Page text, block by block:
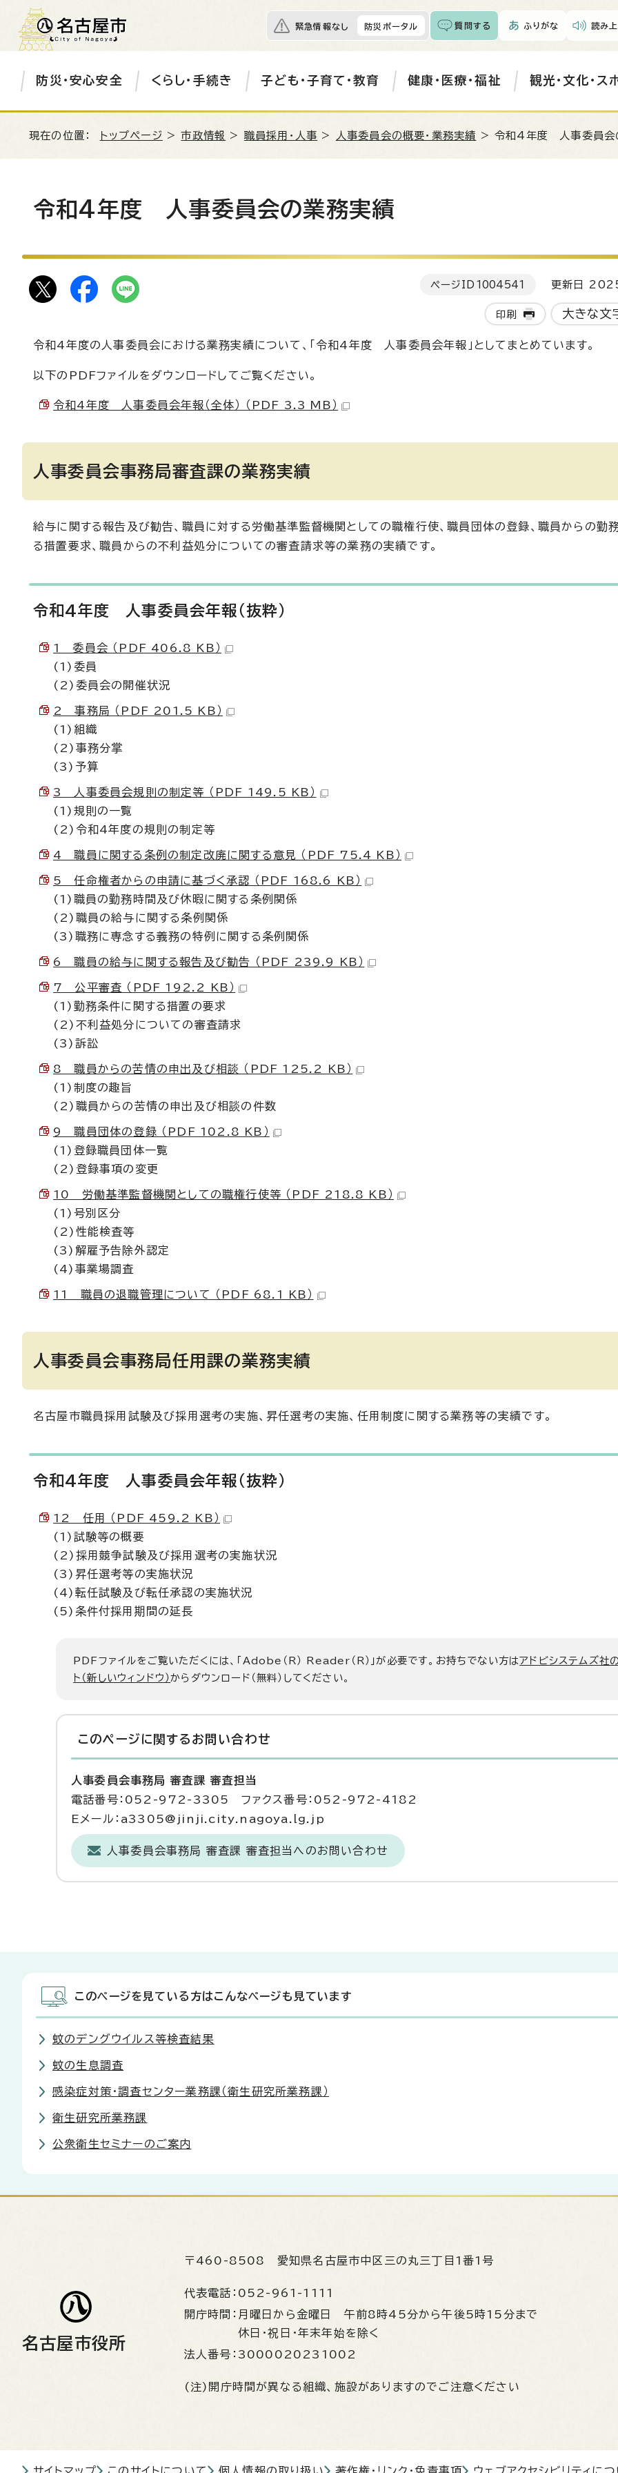
緊急情報なし 防災ポータル 質問する ふりがな 読み
防災・安心安全 くらし・手続き 子ども・子育て・教育 健康・医療・福祉 観光・文化・ス
現在の位置： トップページ >市政情報 > 職員採用・人事 > 人事委員会の概要・業務実績 > 令和4年度 人事委員会
令和4年度 人事委員会の業務実績
ページID 1004541 更新日
印刷 大きな文
令和4年度の人事委員会における業務実績について、「令和4年度 人事委員会年報」としてまとめています。
以下のPDFファイルをダウンロードしてご覧ください。
令和4年度 人事委員会年報（全体） （PDF 3.3 MB）
人事委員会事務局審査課の業務実績
給与に関する報告及び勧告、職員に対する労働基準監督機関としての職権行使、職員団体の登録、職員からの勤
る措置要求、職員からの不利益処分についての審査請求等の業務の実績です。
令和4年度 人事委員会年報（抜粋）
1 委員会 （PDF 406.8 KB）
(1)委員
(2)委員会の開催状況
2 事務局 （PDF 201.5 KB）
(1)組織
(2)事務分掌
(3)予算
3 人事委員会規則の制定等 （PDF 149.5 KB）
(1)規則の一覧
(2)令和4年度の規則の制定等
4 職員に関する条例の制定改廃に関する意見 （PDF 75.4 KB）
5 任命権者からの申請に基づく承認 （PDF 168.6 KB）
(1)職員の勤務時間及び休暇に関する条例関係
(2)職員の給与に関する条例関係
(3)職務に専念する義務の特例に関する条例関係
6 職員の給与に関する報告及び勧告 （PDF 239.9 KB）
7 公平審査 （PDF 192.2 KB）
(1)勤務条件に関する措置の要求
(2)不利益処分についての審査請求
(3)訴訟
8 職員からの苦情の申出及び相談 （PDF 125.2 KB）
(1)制度の趣旨
(2)職員からの苦情の申出及び相談の件数
9 職員団体の登録 （PDF 102.8 KB）
(1)登録職員団体一覧
(2)登録事項の変更
10 労働基準監督機関としての職権行使等 （PDF 218.8 KB）
(1)号別区分
(2)性能検査等
(3)解雇予告除外認定
(4)事業場調査
11 職員の退職管理について （PDF 68.1 KB）
人事委員会事務局任用課の業務実績
名古屋市職員採用試験及び採用選考の実施、昇任選考の実施、任用制度に関する業務等の実績です。
令和4年度 人事委員会年報（抜粋）
12 任用 （PDF 459.2 KB）
(1)試験等の概要
(2)採用競争試験及び採用選考の実施状況
(3)昇任選考等の実施状況
(4)転任試験及び転任承認の実施状況
(5)条件付採用期間の延長
PDFファイルをご覧いただくには、「Adobe（R） Reader（R）」が必要です。お持ちでない方はアドビシステムズ社
ト（新しいウィンドウ）からダウンロード（無料）してください。
このページに関する お問い合わせ
人事委員会事務局 審査課 審査担当
電話番号：052-972-3305 ファクス番号：052-972-4182
Eメール：a3305@jinji.city.nagoya.lg.jp
人事委員会事務局 審査課 審査担当へのお問い合わせ
このページを見ている方はこんなページも見ています
蚊のデングウイルス等検査結果
蚊の生息調査
感染症対策・調査センター業務課（衛生研究所業務課）
衛生研究所業務課
公衆衛生セミナーのご案内
名古屋市役所
〒460-8508 愛知県名古屋市中区三の丸三丁目1番1号
代表電話： 052-961-1111
開庁時間： 月曜日から金曜日 午前8時45分から午後5時15分まで
休日・祝日・年末年始を除く
法人番号： 3000020231002
(注)開庁時間が異なる組織、施設がありますのでご注意ください